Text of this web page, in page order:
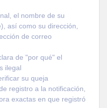
el nombre de su
así como su dirección,
de correo
de "por qué" el
ilegal
su queja
registro a la notificación,
exactas en que registró